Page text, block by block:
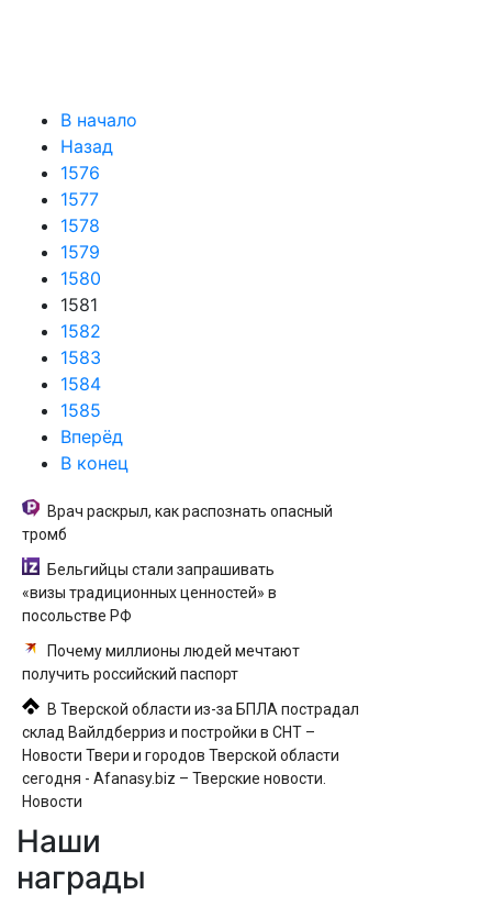
В начало
Назад
1576
1577
1578
1579
1580
1581
1582
1583
1584
1585
Вперёд
В конец
Врач раскрыл, как распознать опасный
тромб
Бельгийцы стали запрашивать
«визы традиционных ценностей» в
посольстве РФ
Почему миллионы людей мечтают
получить российский паспорт
В Тверской области из-за БПЛА пострадал
склад Вайлдберриз и постройки в СНТ –
Новости Твери и городов Тверской области
сегодня - Afanasy.biz – Тверские новости.
Новости
Локомотив загорелся в Карелии (ФОТО)
Наши
награды